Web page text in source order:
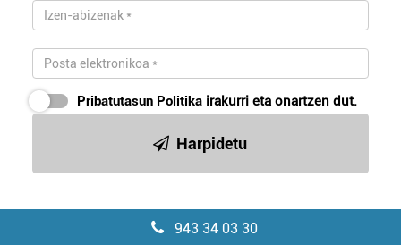
Pribatutasun Politika irakurri eta onartzen dut.
Harpidetu
943 34 03 30